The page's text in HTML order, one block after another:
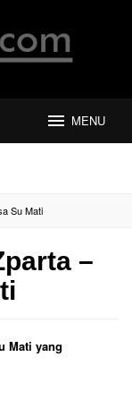
MENU
Su Mati
–
Mati yang